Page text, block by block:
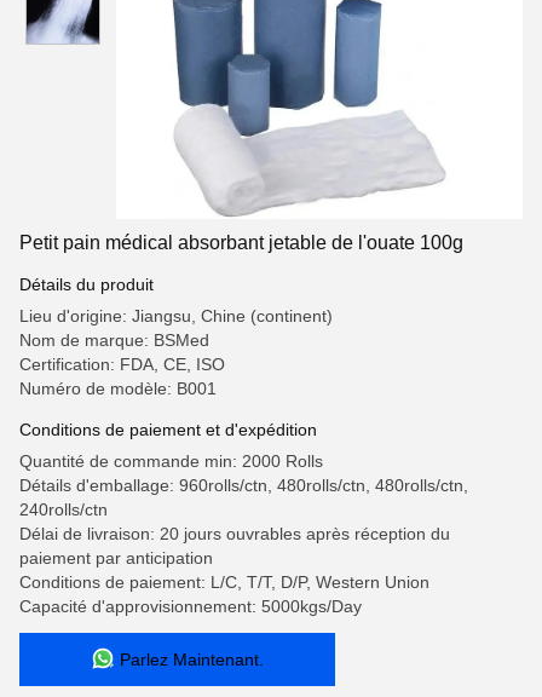
Petit pain médical absorbant jetable de l'ouate 100g
Détails du produit
Lieu d'origine: Jiangsu, Chine (continent)
Nom de marque: BSMed
Certification: FDA, CE, ISO
Numéro de modèle: B001
Conditions de paiement et d'expédition
Quantité de commande min: 2000 Rolls
Détails d'emballage: 960rolls/ctn, 480rolls/ctn, 480rolls/ctn,
240rolls/ctn
Délai de livraison: 20 jours ouvrables après réception du
paiement par anticipation
Conditions de paiement: L/C, T/T, D/P, Western Union
Capacité d'approvisionnement: 5000kgs/Day
Parlez Maintenant.